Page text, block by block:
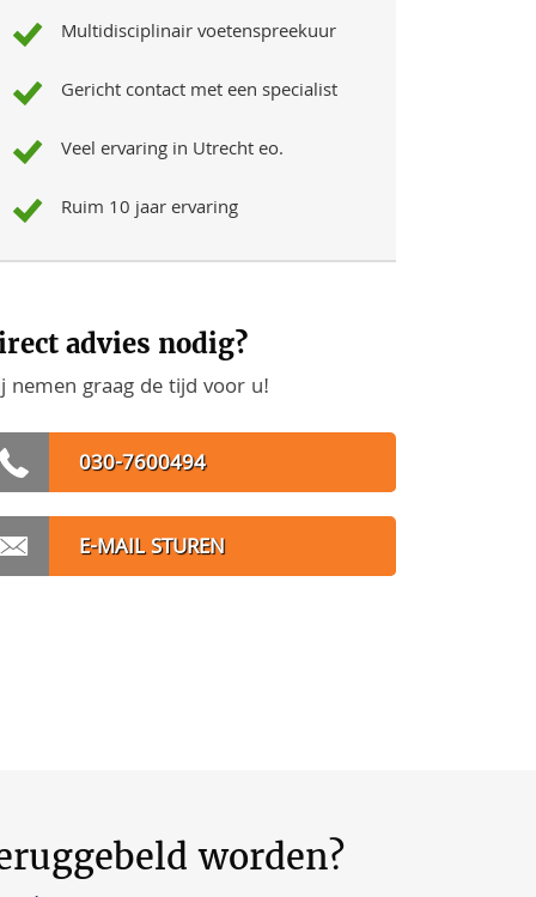
Multidisciplinair voetenspreekuur
Gericht contact met een specialist
Veel ervaring in Utrecht eo.
Ruim 10 jaar ervaring
advies nodig?
nemen graag de tijd voor u!
030-7600494
E-MAIL STUREN
worden?